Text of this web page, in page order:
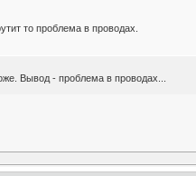
то проблема в проводах.
Вывод - проблема в проводах...